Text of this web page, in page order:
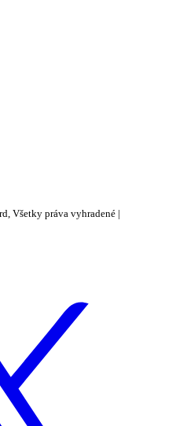
Všetky práva vyhradené |